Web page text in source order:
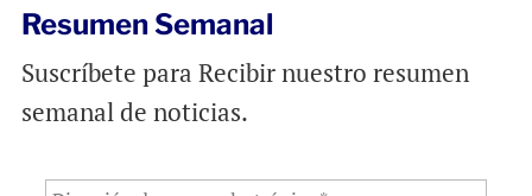
Resumen Semanal
Suscríbete para Recibir nuestro resumen
semanal de noticias.